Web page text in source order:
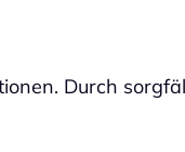
Durch